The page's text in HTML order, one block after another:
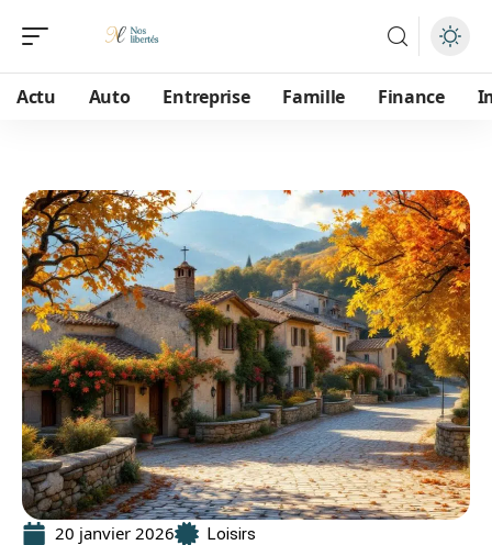
Actu Auto Entreprise Famille Finance
20 janvier 2026 Loisirs